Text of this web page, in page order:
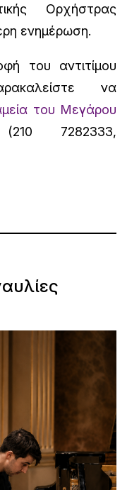
Ορχήστρας
ενημέρωση.
του αντιτίμου
να
του Μεγάρου
7282333,